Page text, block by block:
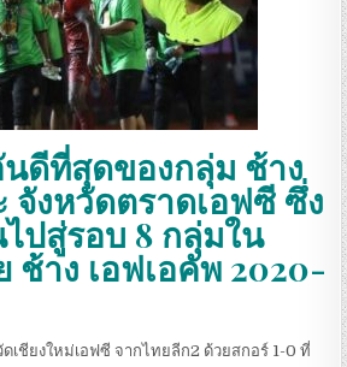
ดีที่สุดของกลุ่ม ช้าง
จังหวัดตราดเอฟซี ซึ่ง
ปสู่รอบ 8 กลุ่มใน
ช้าง เอฟเอคัพ 2020-
เชียงใหม่เอฟซี จากไทยลีก2 ด้วยสกอร์ 1-0 ที่